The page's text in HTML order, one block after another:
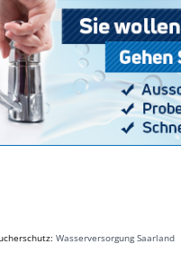
Wasserversorgung Saarland